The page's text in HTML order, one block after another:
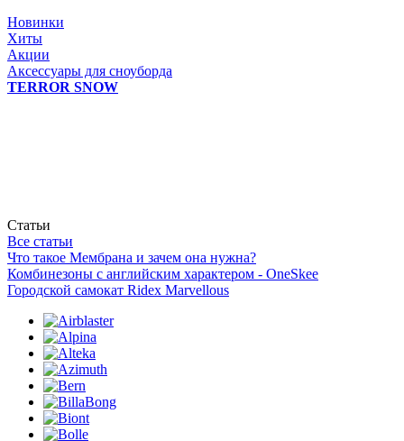
Новинки
Хиты
Акции
Аксессуары для сноуборда
TERROR SNOW
Статьи
Все статьи
Что такое Мембрана и зачем она нужна?
Комбинезоны с английским характером - OneSkee
Городской самокат Ridex Marvellous